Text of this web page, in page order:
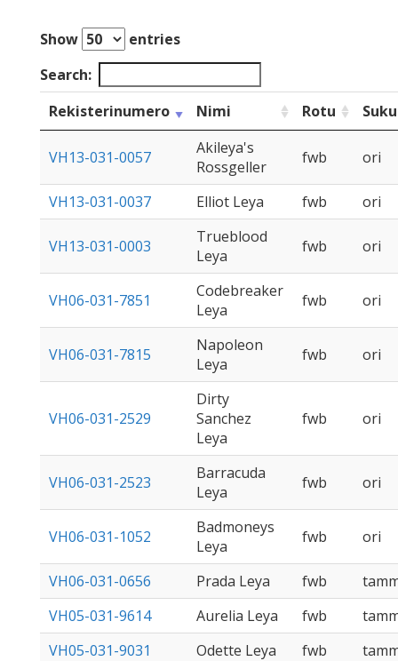
Show
entries
Search:
Rekisterinumero
Nimi Rotu
VH13-031-0057
Akileya's
Rossgeller
fwb ori
VH13-031-0037 Elliot Leya fwb ori
VH13-031-0003
Trueblood
Leya
fwb ori
VH06-031-7851
Codebreaker
Leya
fwb ori
VH06-031-7815
Napoleon
Leya
fwb ori
VH06-031-2529
Dirty
Sanchez
Leya
fwb ori
VH06-031-2523
Barracuda
Leya
fwb ori
VH06-031-1052
Badmoneys
Leya
fwb ori
VH06-031-0656 Prada Leya fwb
VH05-031-9614
Aurelia Leya fwb
VH05-031-9031
Odette Leya fwb